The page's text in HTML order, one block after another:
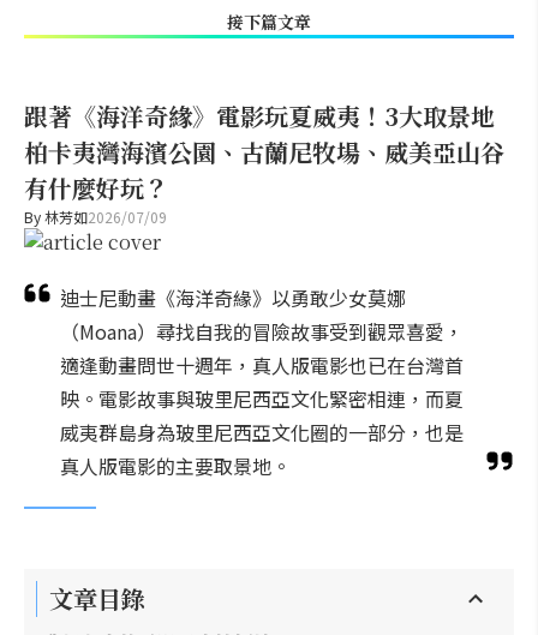
接下篇文章
跟著《海洋奇緣》電影玩夏威夷！3大取景地
柏卡夷灣海濱公園、古蘭尼牧場、威美亞山谷
有什麼好玩？
By林芳如2026/07/09
迪士尼動畫《海洋奇緣》以勇敢少女莫娜
（Moana）尋找自我的冒險故事受到觀眾喜愛，
適逢動畫問世十週年，真人版電影也已在台灣首
映。電影故事與玻里尼西亞文化緊密相連，而夏
威夷群島身為玻里尼西亞文化圈的一部分，也是
真人版電影的主要取景地。
文章目錄